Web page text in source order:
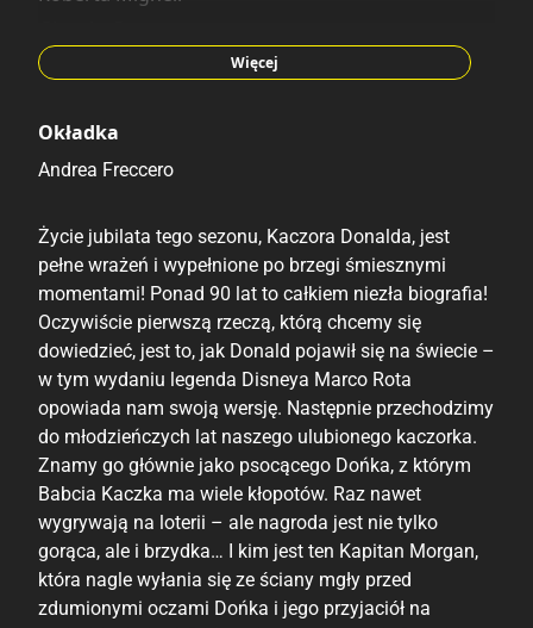
Luciano Gatto
Marco Pavone
Miguel Fernandez Martinez
Więcej
Okładka
Andrea Freccero
Życie jubilata tego sezonu, Kaczora Donalda, jest
pełne wrażeń i wypełnione po brzegi śmiesznymi
momentami! Ponad 90 lat to całkiem niezła biografia!
Oczywiście pierwszą rzeczą, którą chcemy się
dowiedzieć, jest to, jak Donald pojawił się na świecie –
w tym wydaniu legenda Disneya Marco Rota
opowiada nam swoją wersję. Następnie przechodzimy
do młodzieńczych lat naszego ulubionego kaczorka.
Znamy go głównie jako psocącego Dońka, z którym
Babcia Kaczka ma wiele kłopotów. Raz nawet
wygrywają na loterii – ale nagroda jest nie tylko
gorąca, ale i brzydka… I kim jest ten Kapitan Morgan,
która nagle wyłania się ze ściany mgły przed
zdumionymi oczami Dońka i jego przyjaciół na